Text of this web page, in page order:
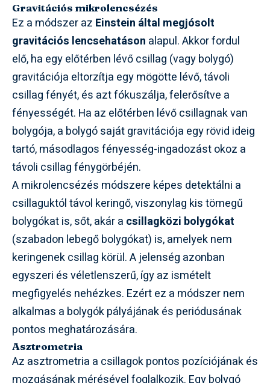
Gravitációs mikrolencsézés
Ez a módszer az Einstein által megjósolt
gravitációs lencsehatáson alapul. Akkor fordul
elő, ha egy előtérben lévő csillag (vagy bolygó)
gravitációja eltorzítja egy mögötte lévő, távoli
csillag fényét, és azt fókuszálja, felerősítve a
fényességét. Ha az előtérben lévő csillagnak van
bolygója, a bolygó saját gravitációja egy rövid ideig
tartó, másodlagos fényesség-ingadozást okoz a
távoli csillag fénygörbéjén.
A mikrolencsézés módszere képes detektálni a
csillaguktól távol keringő, viszonylag kis tömegű
bolygókat is, sőt, akár a csillagközi bolygókat
(szabadon lebegő bolygókat) is, amelyek nem
keringenek csillag körül. A jelenség azonban
egyszeri és véletlenszerű, így az ismételt
megfigyelés nehézkes. Ezért ez a módszer nem
alkalmas a bolygók pályájának és periódusának
pontos meghatározására.
Asztrometria
Az asztrometria a csillagok pontos pozíciójának és
mozgásának mérésével foglalkozik. Egy bolygó